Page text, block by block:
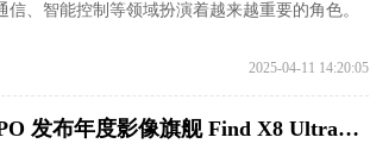
、智能控制等领域扮演着越来越重要的角色。
2025-04-11 14:20:05
夜景人像神器 OPPO 发布年度影像旗舰 Find X8 Ultra等系列产品